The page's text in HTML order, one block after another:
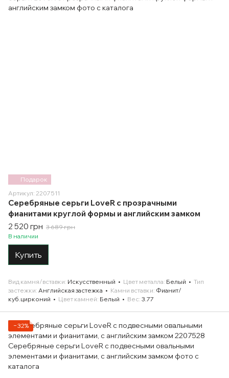
Подарок
Артикул: 2207511
Серебряные серьги LoveR с прозрачными
фианитами круглой формы и английским замком
2 520 грн 3 689 грн
В наличии
Купить
Вид камня/вставки Искусственный Цвет металла Белый
Тип
застежки Английская застежка Камни вставки Фианит/
куб.цирконий
Цвет камней Белый Вес 3.77
−32%